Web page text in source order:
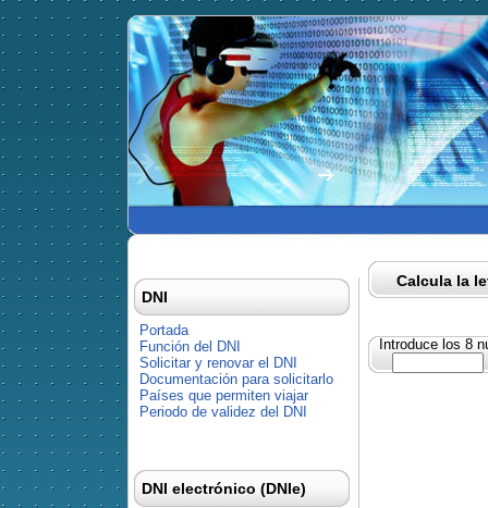
Calcula la
Introduce los 8
DNI
Portada
Función del DNI
Solicitar y renovar el DNI
Documentación para solicitarlo
Países que permiten viajar
Periodo de validez del DNI
DNI electrónico (DNIe)